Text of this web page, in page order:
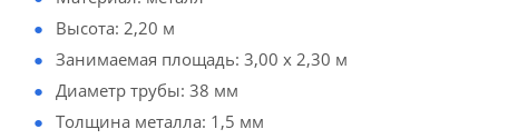
Высота: 2,20 м
Занимаемая площадь: 3,00 х 2,30 м
Диаметр трубы: 38 мм
Толщина металла: 1,5 мм